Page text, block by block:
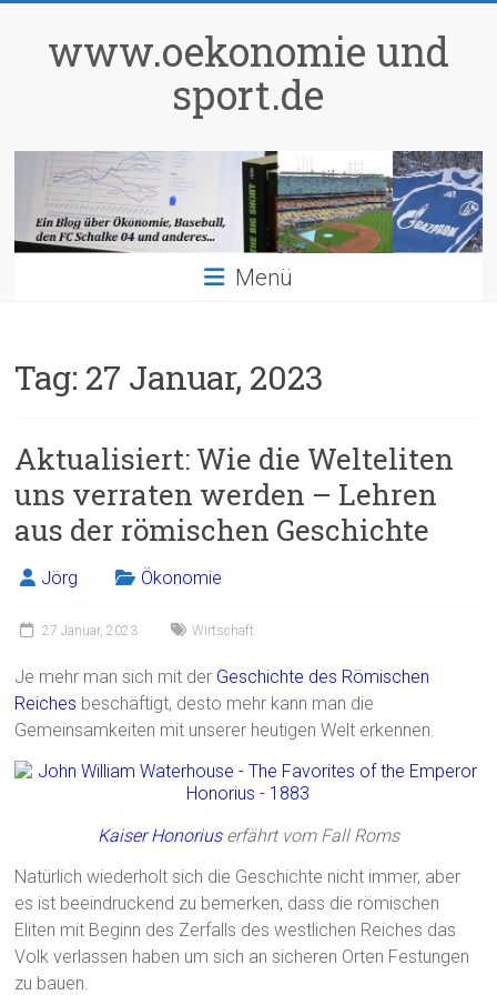
springenwww.oekonomie und
sport.de
Menü
Tag: 27 Januar, 2023
Aktualisiert: Wie die Welteliten
uns verraten werden – Lehren
aus der römischen Geschichte
Jörg Ökonomie
27 Januar, 2023 Wirtschaft
Je mehr man sich mit der Geschichte des Römischen
Reiches beschäftigt, desto mehr kann man die
Gemeinsamkeiten mit unserer heutigen Welt erkennen.
Kaiser Honoriuserfährt vom Fall Roms
Natürlich wiederholt sich die Geschichte nicht immer, aber
es ist beeindruckend zu bemerken, dass die römischen
Eliten mit Beginn des Zerfalls des westlichen Reiches das
Volk verlassen haben um sich an sicheren Orten Festungen
zu bauen.